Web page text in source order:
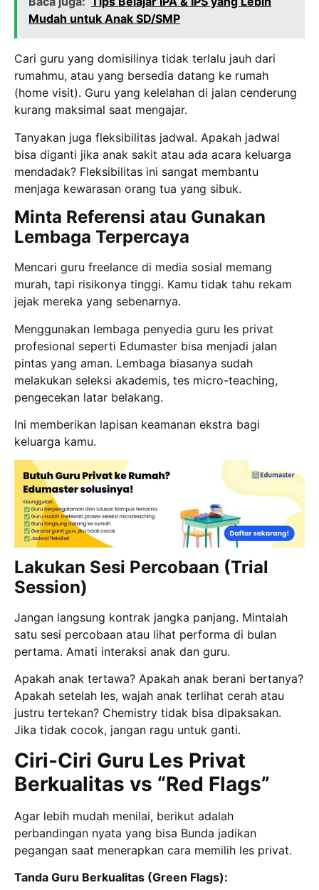
Mudah untuk Anak SD/SMP
Cari guru yang domisilinya tidak terlalu jauh dari
rumahmu, atau yang bersedia datang ke rumah
(home visit). Guru yang kelelahan di jalan cenderung
kurang maksimal saat mengajar.
Tanyakan juga fleksibilitas jadwal. Apakah jadwal
bisa diganti jika anak sakit atau ada acara keluarga
mendadak? Fleksibilitas ini sangat membantu
menjaga kewarasan orang tua yang sibuk.
Minta Referensi atau Gunakan
Lembaga Terpercaya
Mencari guru freelance di media sosial memang
murah, tapi risikonya tinggi. Kamu tidak tahu rekam
jejak mereka yang sebenarnya.
Menggunakan lembaga penyedia guru les privat
profesional seperti Edumaster bisa menjadi jalan
pintas yang aman. Lembaga biasanya sudah
melakukan seleksi akademis, tes micro-teaching,
pengecekan latar belakang.
Ini memberikan lapisan keamanan ekstra bagi
keluarga kamu.
Lakukan Sesi Percobaan (Trial
Session)
Jangan langsung kontrak jangka panjang. Mintalah
satu sesi percobaan atau lihat performa di bulan
pertama. Amati interaksi anak dan guru.
Apakah anak tertawa? Apakah anak berani bertanya?
Apakah setelah les, wajah anak terlihat cerah atau
justru tertekan? Chemistry tidak bisa dipaksakan.
Jika tidak cocok, jangan ragu untuk ganti.
Ciri-Ciri Guru Les Privat
Berkualitas vs “Red Flags”
Agar lebih mudah menilai, berikut adalah
perbandingan nyata yang bisa Bunda jadikan
pegangan saat menerapkan cara memilih les privat.
Tanda Guru Berkualitas (Green Flags):